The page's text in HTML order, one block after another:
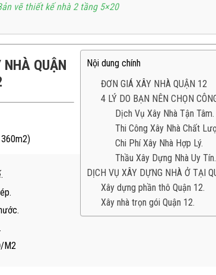
vẽ thiết kế nhà 2 tầng 5×20
Nội dung chính
ĐƠN GIÁ XÂY NHÀ QUẬN 12
4 LÝ DO BẠN NÊN CHỌN
Dịch Vụ Xây Nhà Tận Tâm.
Thi Công Xây Nhà Chất
Chi Phí Xây Nhà Hợp Lý.
Thầu Xây Dựng Nhà Uy Tín.
DỊCH VỤ XÂY DỰNG NHÀ Ở TẠI
Xây dựng phần thô Quận 12.
Xây nhà trọn gói Quận 12.
QUẬN
M2